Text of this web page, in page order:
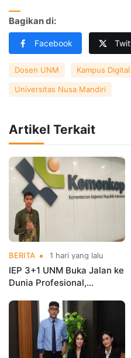
Bagikan di:
Facebook
Dosen UNM Kampus
Universitas Nusa Mandiri
Artikel Terkait
BERITA 1 hari yang lalu
IEP 3+1 UNM Buka Jalan ke
Dunia Profesional,
Kementerian Koperasi